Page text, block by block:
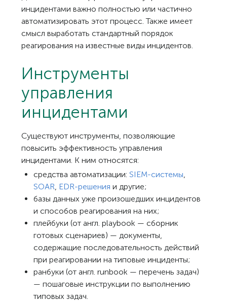
инцидентами важно полностью или частично
автоматизировать этот процесс. Также имеет
смысл выработать стандартный порядок
реагирования на известные виды инцидентов.
Инструменты
управления
инцидентами
Существуют инструменты, позволяющие
повысить эффективность управления
инцидентами. К ним относятся:
средства автоматизации:SIEM-системы,
SOAR, EDR-решения и другие;
базы данных уже произошедших инцидентов
и способов реагирования на них;
плейбуки (от англ. playbook — сборник
готовых сценариев) — документы,
содержащие последовательность действий
при реагировании на типовые инциденты;
ранбуки (от англ. runbook — перечень задач)
— пошаговые инструкции по выполнению
типовых задач.